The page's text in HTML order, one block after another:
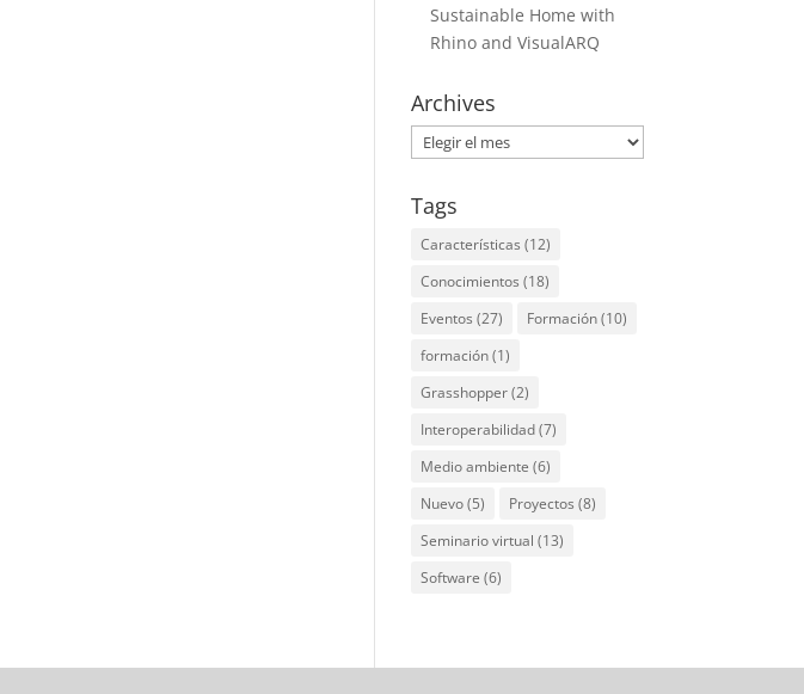
Sustainable Home with
Rhino and VisualARQ
Archives
Archives
Tags
Características (12)
Conocimientos (18)
Eventos (27) Formación(10)
formación(1)
Grasshopper(2)
Interoperabilidad(7)
Medio ambiente (6)
Nuevo(5) Proyectos (8)
Seminario virtual (13)
Software (6)